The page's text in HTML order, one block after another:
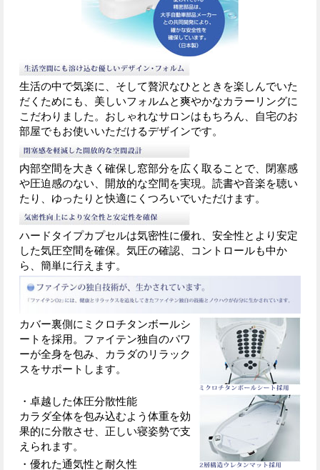
生活の中で気楽に、そして贅沢なひとときを楽しんでいた
だくためにも、美しいフォルムと爽やかなカラーリングに
こだわりました。おしゃれなサロンはもちろん、自宅のお
部屋でもお使いいただけるデザインです。
内部空間を大きく確保し窓部分を広く取ることで、閉塞感
や圧迫感のない、開放的な空間を実現。読書や音楽を聴い
たり、ゆったりと快適にくつろいでいただけます。
ハードタイプカプセルは気密性に優れ、安全性とより安定
した気圧空間を確保。気圧の確認、コントロールも中か
ら、簡単に行えます。
カバー裏側にミクロチタンボールシ
ートを採用。ファイテン独自のパワ
ーが全身を包み、カラダのリラック
スをサポートします。
・卓越した体圧分散性能
カラダ全体を包み込むよう体重を効
果的に分散させ、正しい寝姿勢で支
えられます。
・優れた通気性と耐久性